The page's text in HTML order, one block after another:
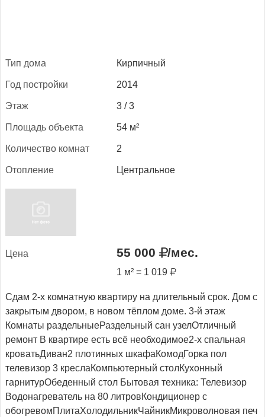
Тип до­ма Кирпичный
Год пос­трой­ки 2014
Этаж 3 / 3
Пло­щадь объ­ек­та 54 м²
Ко­личес­тво ком­нат 2
Отоп­ле­ние Центральное
Це­на 55 000 /мес.
1 м² = 1 019
Сдам 2-х комнатную квартиру на длительный срок. Дом с
закрытым двором, в новом тёплом доме. 3-й этаж
Комнаты раздельныеРаздельный сан узелОтличный
ремонт В квартире есть всё необходимое2-х спальная
кроватьДиван2 плотинных шкафаКомодГорка пол
телевизор 3 креслаКомпьютерный столКухонный
гарнитурОбеденный стол Бытовая техника: Телевизор
Водонагреватель на 80 литровКондиционер с
обогревомПлитаХолодильникЧайникМикроволновая печ